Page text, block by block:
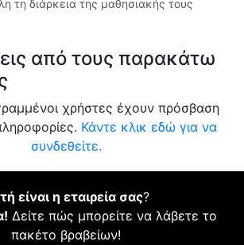
τη διάρκεια της μαθησιακής τους
από τους παρακάτω
χρήστες έχουν πρόσβαση
Κάντε κλικ εδώ για να
συνδεθείτε.
είναι η εταιρεία σας?
Δείτε πώς μπορείτε να λάβετε το
πακέτο βραβείων!